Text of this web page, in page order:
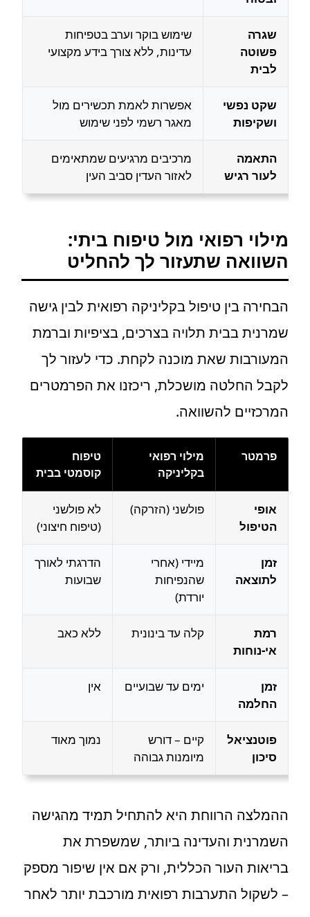
שגרה
פשוטה
לבית
שימוש בוקר וערב בטפיחות
עדינות, ללא צורך בידע מקצועי
שקט נפשי
ושקיפות
אפשרות לאמת תכשירים מול
מאגר רשמי לפני שימוש
התאמה
לעור רגיש
מרכיבים מרגיעים שמתאימים
לאזור העדין סביב העין
מילוי רפואי מול טיפוח ביתי:
השוואה שתעזור לך להחליט
הבחירה בין טיפול בקליניקה רפואית לבין גישה
שמרנית בבית תלויה בצרכים, בציפיות וברמת
המעורבות שאת מוכנה לקחת. כדי לעזור לך
לקבל החלטה מושכלת, ריכזנו את הפרמטרים
המרכזיים להשוואה.
פרמטר
מילוי רפואי
בקליניקה
טיפוח
קוסמטי בבית
אופי
הטיפול
פולשני (הזרקה)
לא פולשני
(טיפוח חיצוני)
זמן
לתוצאה
מיידי (אחרי
שהנפיחות
יורדת)
הדרגתי לאורך
שבועות
רמת
אי-נוחות
קלה עד בינונית ללא כאב
זמן
החלמה
ימים עד שבועיים אין
פוטנציאל
סיכון
קיים – דורש
מיומנות גבוהה
נמוך מאוד
ההמלצה הרווחת היא להתחיל תמיד מהגישה
השמרנית והעדינה ביותר, שמשפרת את
בריאות העור הכללית, ורק אם אין שיפור מספק
– לשקול התערבות רפואית מורכבת יותר לאחר